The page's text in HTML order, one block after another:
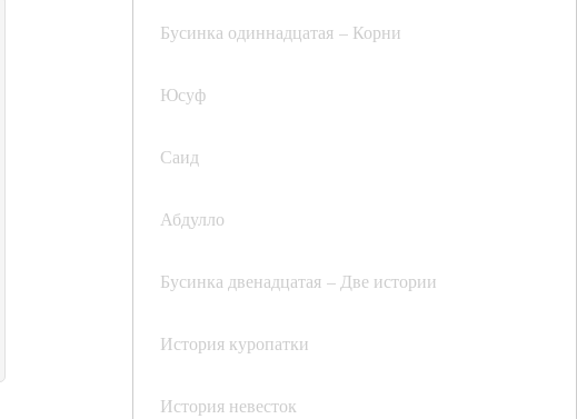
Бусинка одиннадцатая – Корни
Юсуф
Саид
Абдулло
Бусинка двенадцатая – Две истории
История куропатки
История невесток